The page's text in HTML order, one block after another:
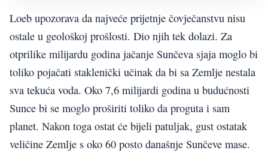
Loeb upozorava da najveće prijetnje čovječanstvu nisu
ostale u geološkoj prošlosti. Dio njih tek dolazi. Za
otprilike milijardu godina jačanje Sunčeva sjaja moglo bi
toliko pojačati staklenički učinak da bi sa Zemlje nestala
sva tekuća voda. Oko 7,6 milijardi godina u budućnosti
Sunce bi se moglo proširiti toliko da proguta i sam
planet. Nakon toga ostat će bijeli patuljak, gust ostatak
veličine Zemlje s oko 60 posto današnje Sunčeve mase.